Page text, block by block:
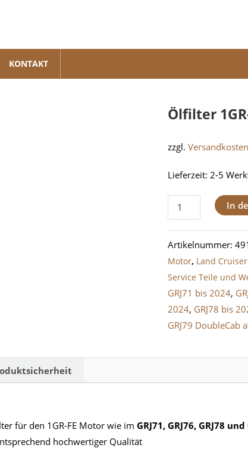
KONTAKT
Ölfilter
zzgl.Versandkosten
Lieferzeit:2-5
Ölfilter
1GR-
FE
(GRJ7)
Menge
In
Artikelnummer:
Motor, Land
Service Teile und
GRJ71 bis 2024,
2024, GRJ78 bis
GRJ79 DoubleCab
für den 1GR-FE Motor wie im GRJ71, GRJ76, GRJ78 und
hochwertiger Qualität